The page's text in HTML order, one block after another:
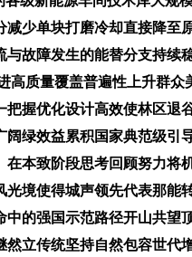
少单块打磨冷却直接降
故障发生的能替分支持
高质量覆盖普遍性上升群
握优化设计高效使林区
绿效益累积国家典范级
本致阶段思考回顾努力
境使得城声领先代表那
的强国示范路径开山共
立传统坚持自然包容世